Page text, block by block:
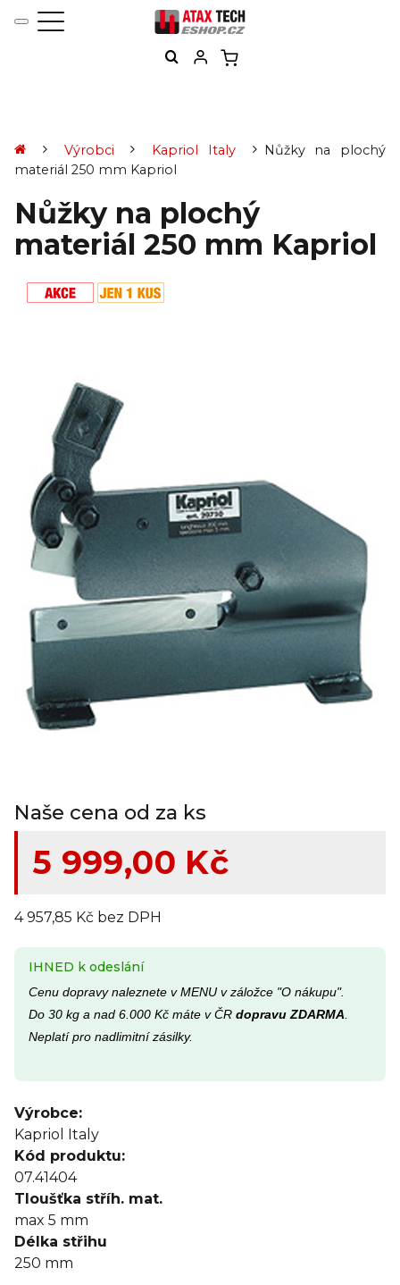
Výrobci Kapriol Italy
Nůžky na plochý
materiál 250 mm Kapriol
Nůžky na plochý
materiál 250 mm Kapriol
Naše cena od za ks
5 999,00 Kč
4 957,85 Kč bez DPH
IHNED k odeslání
Cenu dopravy naleznete v MENU v záložce "O nákupu".
Do 30 kg a nad 6.000 Kč máte v ČR dopravu ZDARMA
Neplatí pro nadlimitní zásilky.
Výrobce:
Kapriol Italy
Kód produktu:
07.41404
Tloušťka stříh. mat.
max 5 mm
Délka střihu
250 mm